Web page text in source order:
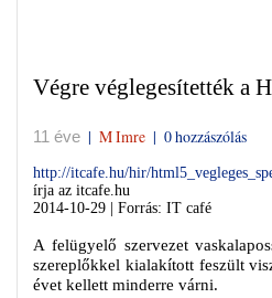
Végre véglegesítették a
11 éve | M Imre | 0 hozzászólás
http://itcafe.hu/hir/
írja az itcafe.hu
2014-10-29 | Forrás: IT café
A felügyelő szervezet
szereplőkkel kialakított feszült
évet kellett minderre várni.